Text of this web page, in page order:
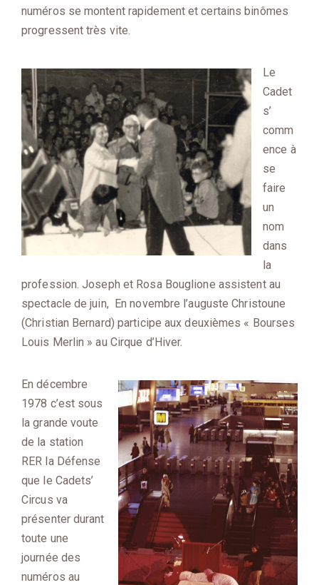
numéros se montent rapidement et certains binômes
progressent très vite.
Le
Cadet
s’
comm
ence à
se
faire
un
nom
dans
la
profession. Joseph et Rosa Bouglione assistent au
spectacle de juin, En novembre l’auguste Christoune
(Christian Bernard) participe aux deuxièmes « Bourses
Louis Merlin » au Cirque d’Hiver.
En décembre
1978 c’est sous
la grande voute
de la station
RER la Défense
que le Cadets’
Circus va
présenter durant
toute une
journée des
numéros au